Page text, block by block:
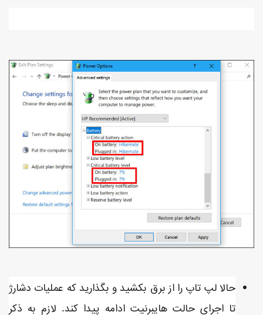
حالا لپ تاپ را از برق بکشید و بگذارید که عملیات دشارژ
تا اجرای حالت هایبرنیت ادامه پیدا کند. لازم به ذکر